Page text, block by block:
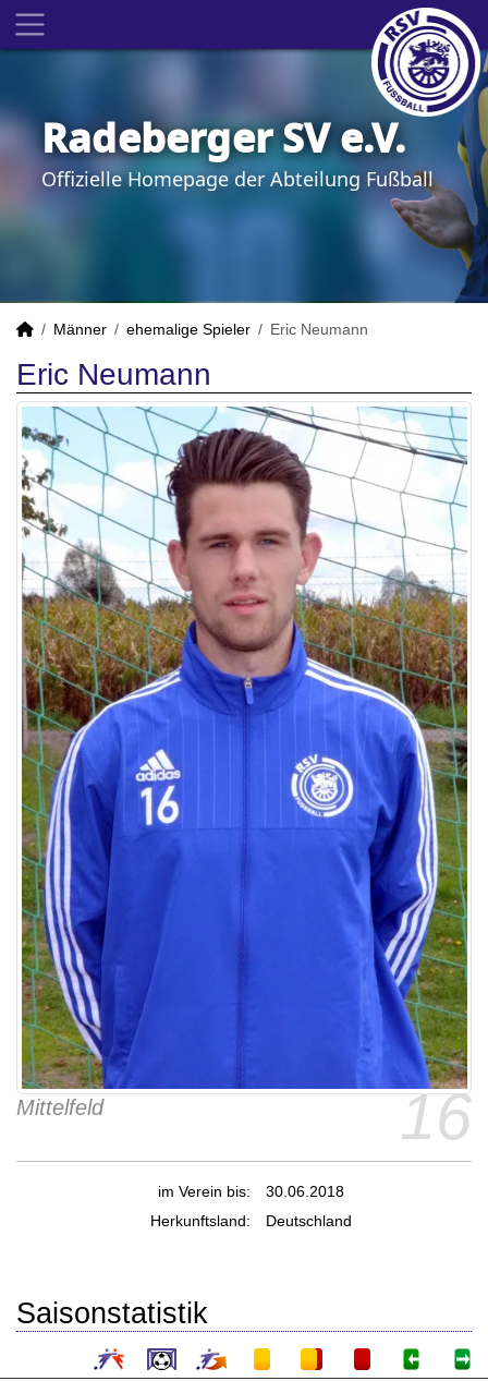
Radeberger SV e.V.
Offizielle Homepage der Abteilung Fußball
Männer ehemalige Spieler Eric Neumann
Eric Neumann
16
Mittelfeld
im Verein bis:
30.06.2018
Herkunftsland:
Deutschland
Saisonstatistik